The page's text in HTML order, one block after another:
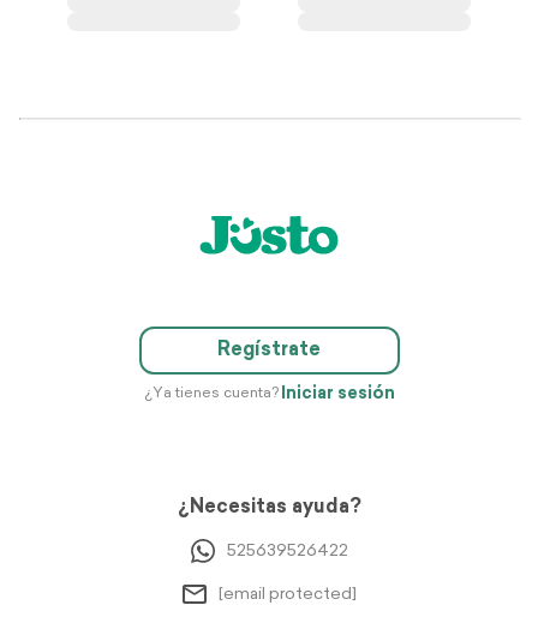
Regístrate
¿Ya tienes cuenta? Iniciar sesión
¿Necesitas ayuda?
525639526422
[email protected]